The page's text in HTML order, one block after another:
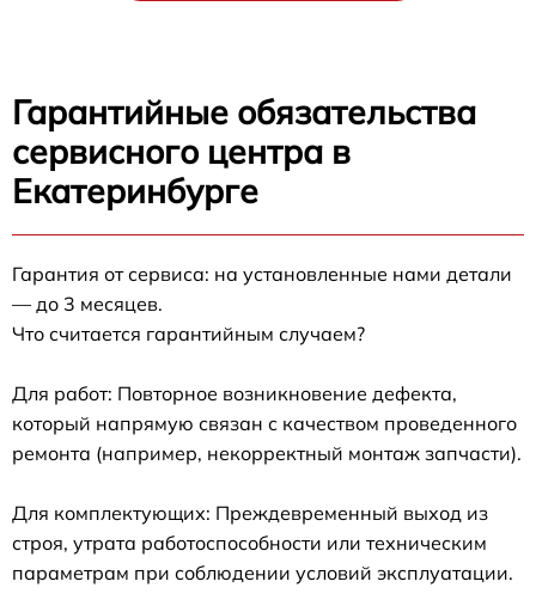
Гарантийные обязательства
сервисного центра в
Екатеринбурге
Гарантия от сервиса: на установленные нами детали
— до 3 месяцев.
Что считается гарантийным случаем?
Для работ: Повторное возникновение дефекта,
который напрямую связан с качеством проведенного
ремонта (например, некорректный монтаж запчасти).
Для комплектующих: Преждевременный выход из
строя, утрата работоспособности или техническим
параметрам при соблюдении условий эксплуатации.